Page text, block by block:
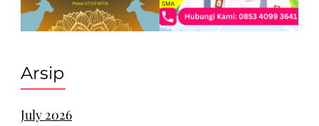
Arsip
July 2026